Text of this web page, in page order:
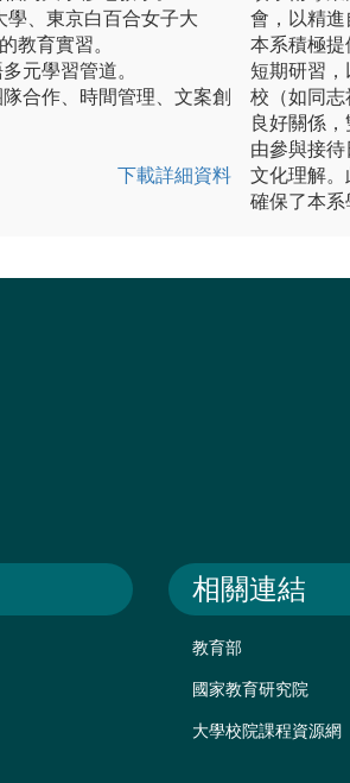
學、東京白百合女子大
教育實習。
元學習管道。
合作、時間管理、文案創
下載詳細資料
會，以精進
本系積極
短期研習
校（如同
良好關係
由參與接
文化理解。
確保了本系
相關連結
教育部
國家教育研究院
大學校院課程資源網